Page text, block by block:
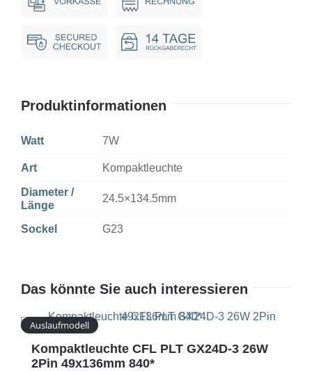
Produktinformationen
Watt 7W
Art Kompaktleuchte
Diameter /
Länge
24.5×134.5mm
Sockel G23
Das könnte Sie auch interessieren
Auslaufmodell
Kompaktleuchte CFL PLT GX24D-3 26W
2Pin 49x136mm 840*